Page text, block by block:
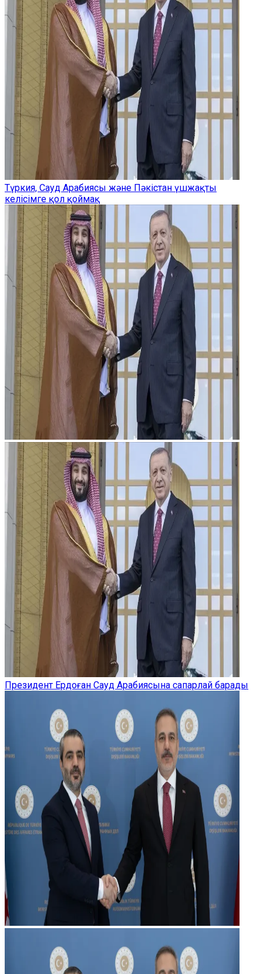
Түркия, Сауд Арабиясы және Пәкістан үшжақты
келісімге қол қоймақ
Президент Ердоған Сауд Арабиясына сапарлай барады